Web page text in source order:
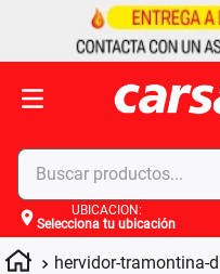
Buscar productos...
UBICACIÓN:
Selecciona tu ubicación
hervidor-tramontina-
Términos más
1.
celulares